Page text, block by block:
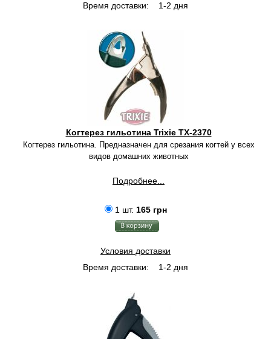
Время доставки:
1-2 дня
Когтерез гильотина Trixie TX-2370
Когтерез гильотина. Предназначен для срезания когтей у всех
видов домашних животных
Подробнее...
1 шт. 165 грн
Условия доставки
Время доставки:
1-2 дня